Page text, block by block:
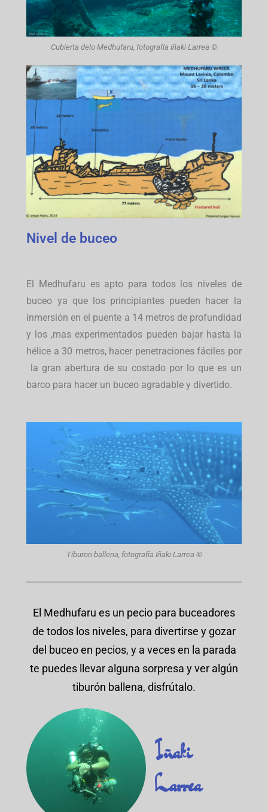
Cubierta delo Medhufaru, fotografía Iñaki Larrea ©
Nivel de buceo
El Medhufaru es apto para todos los niveles de
buceo ya que los principiantes pueden hacer la
inmersión en el puente a 14 metros de profundidad
y los ,mas experimentados pueden bajar hasta la
hélice a 30 metros, hacer penetraciones fáciles por
la gran abertura de su costado por lo que es un
barco para hacer un buceo agradable y divertido.
Tiburon ballena, fotografía Iñaki Larrea ©
El Medhufaru es un pecio para buceadores
de todos los niveles, para divertirse y gozar
del buceo en pecios, y a veces en la parada
te puedes llevar alguna sorpresa y ver algún
tiburón ballena, disfrútalo.
Iñaki
Larrea